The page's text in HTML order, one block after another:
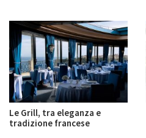
Le Grill, tra eleganza e
tradizione francese